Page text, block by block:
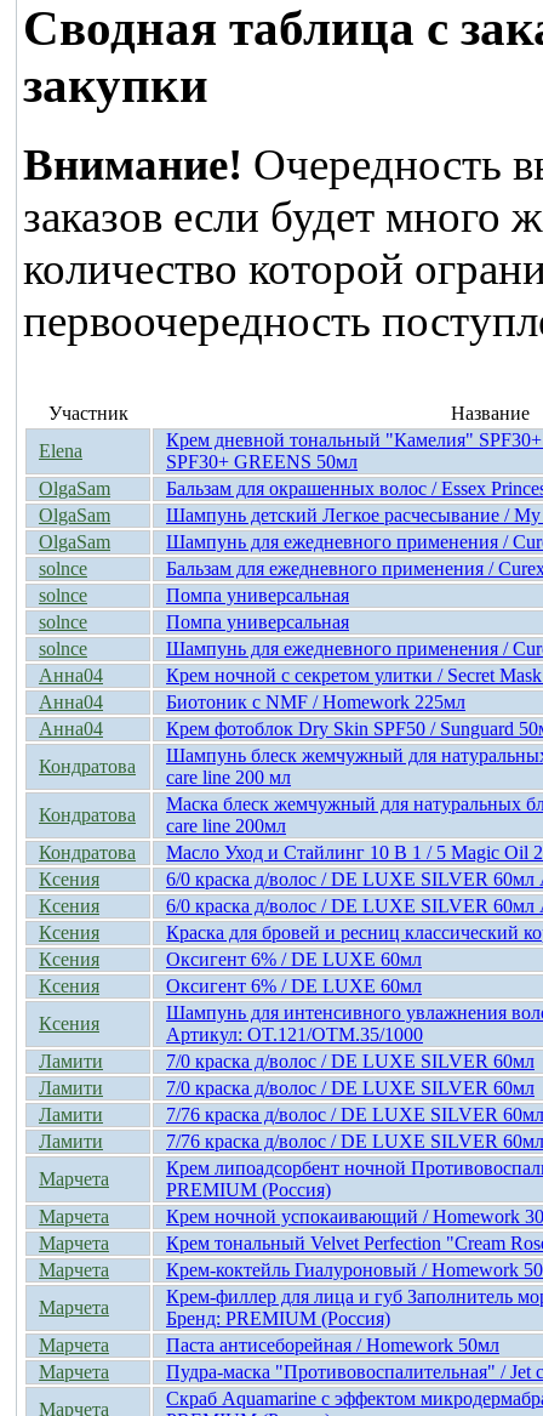
Сводная таблица с
закупки
Внимание! Очередность
заказов если будет
количество которой
первоочередность
Участник
Название
Elena
Крем дневной тональный "Камелия"
SPF30+ GREENS 50мл
OlgaSam
Бальзам для окрашенных волос / Essex
OlgaSam
Шампунь детский Легкое расчесывание /
OlgaSam
Шампунь для ежедневного применения /
solnce
Бальзам для ежедневного применения /
solnce
Помпа универсальная
solnce
Помпа универсальная
solnce
Шампунь для ежедневного применения /
Анна04
Крем ночной с секретом улитки / Secret
Анна04
Биотоник с NMF / Homework 225мл
Анна04
Крем фотоблок Dry Skin SPF50 / Sunguard
Кондратова
Шампунь блеск жемчужный для
care line 200 мл
Кондратова
Маска блеск жемчужный для натуральных
care line 200мл
Кондратова
Масло Уход и Стайлинг 10 В 1 / 5 Magic Oil
Ксения
6/0 краска д/волос / DE LUXE SILVER 60мл
Ксения
6/0 краска д/волос / DE LUXE SILVER 60мл
Ксения
Краска для бровей и ресниц классический
Ксения
Оксигент 6% / DE LUXE 60мл
Ксения
Оксигент 6% / DE LUXE 60мл
Ксения
Шампунь для интенсивного увлажнения
Артикул: OT.121/OTM.35/1000
Ламити
7/0 краска д/волос / DE LUXE SILVER 60мл
Ламити
7/0 краска д/волос / DE LUXE SILVER 60мл
Ламити
7/76 краска д/волос / DE LUXE SILVER 60мл
Ламити
7/76 краска д/волос / DE LUXE SILVER 60мл
Марчета
Крем липоадсорбент ночной
PREMIUM (Россия)
Марчета
Крем ночной успокаивающий / Homework
Марчета
Крем тональный Velvet Perfection "Cream
Марчета
Крем-коктейль Гиалуроновый / Homework
Марчета
Крем-филлер для лица и губ Заполнитель
Бренд: PREMIUM (Россия)
Марчета
Паста антисеборейная / Homework 50мл
Марчета
Пудра-маска "Противовоспалительная" / Jet
Марчета
Скраб Aquamarine с эффектом